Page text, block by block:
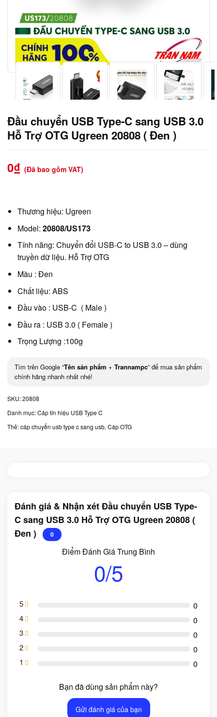
Đầu chuyển USB Type-C sang USB 3.0
Hỗ Trợ OTG Ugreen 20808 ( Đen )
0₫ (Đã bao gồm VAT)
Thương hiệu: Ugreen
Model: 20808/US173
Tính năng: Chuyển đổi USB-C to USB 3.0 – dùng
truyền dữ liệu. Hỗ Trợ OTG
Màu : Đen
Chất liệu: ABS
Đầu vào : USB-C ( Male )
Đầu ra : USB 3.0 ( Female )
Trọng Lượng :100g
Tìm trên Google “Tên sản phẩm + Trannampc” để mua sản phẩm
chính hãng nhanh nhất nhé!
SKU:20808
Danh mục:Cáp tín hiệu USB Type C
Thẻ:cáp chuyển usb type c sang usb, Cáp OTG
Đánh giá & Nhận xét Đầu chuyển USB Type-
C sang USB 3.0 Hỗ Trợ OTG Ugreen 20808 (
Đen )
0
Điểm Đánh Giá Trung Bình
0/5
5 0
4 0
3 0
2 0
1 0
Bạn đã dùng sản phẩm này?
Gửi đánh giá của bạn